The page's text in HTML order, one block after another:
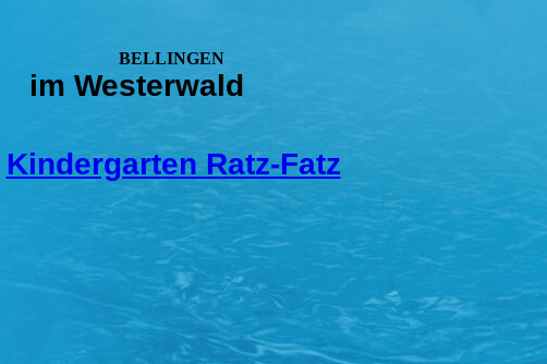
BELLINGEN
im Westerwald
Kindergarten Ratz-Fatz